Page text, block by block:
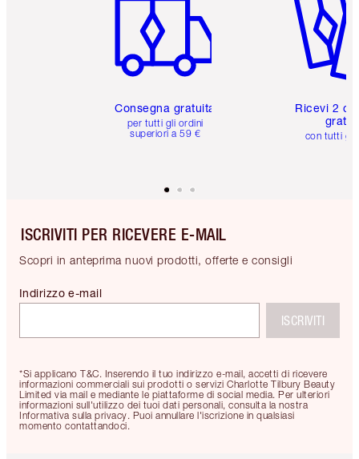
Consegna gratuita
per tutti gli ordini
superiori a 59 €
Ricevi 2
con tutti gli
ISCRIVITI PER RICEVERE E-MAIL
Scopri in anteprima nuovi prodotti, offerte e consigli
*Si applicano T&C. Inserendo il tuo indirizzo e-mail, accetti di ricevere
informazioni commerciali sui prodotti o servizi Charlotte Tilbury Beauty
Limited via mail e mediante le piattaforme di social media. Per ulteriori
informazioni sull'utilizzo dei tuoi dati personali, consulta la nostra
Informativa sulla privacy. Puoi annullare l'iscrizione in qualsiasi
momento contattandoci.
Indirizzo e-mail
ISCRIVITI